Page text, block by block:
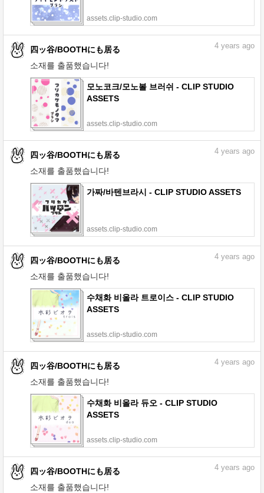
assets.clip-studio.com
四ッ谷/BOOTHにも居る
소재를 출품했습니다!
4 years ago
모노코크/모노볼 브러쉬 - CLIP STUDIO
ASSETS
assets.clip-studio.com
四ッ谷/BOOTHにも居る
소재를 출품했습니다!
4 years ago
가짜/바텐브라시 - CLIP STUDIO ASSETS
assets.clip-studio.com
四ッ谷/BOOTHにも居る
소재를 출품했습니다!
4 years ago
수채화 비올라 트로이스 - CLIP STUDIO
ASSETS
assets.clip-studio.com
四ッ谷/BOOTHにも居る
소재를 출품했습니다!
4 years ago
수채화 비올라 듀오 - CLIP STUDIO
ASSETS
assets.clip-studio.com
四ッ谷/BOOTHにも居る
소재를 출품했습니다!
4 years ago